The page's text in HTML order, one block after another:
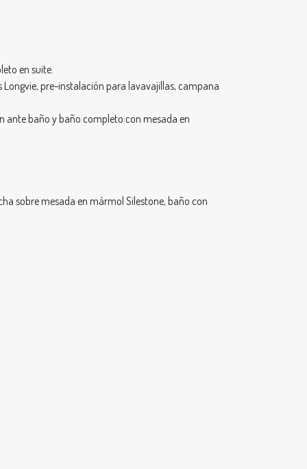
en suite.
pre-instalación para lavavajillas, campana
ante baño y baño completo con mesada en
sobre mesada en mármol Silestone, baño con